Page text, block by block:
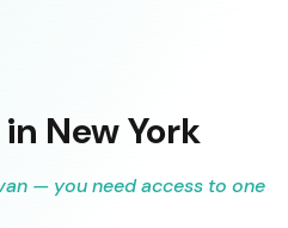
New York
— you need access to one